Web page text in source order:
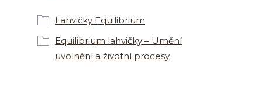
Lahvičky Equilibrium
Equilibrium lahvičky – Umění
uvolnění a životní procesy